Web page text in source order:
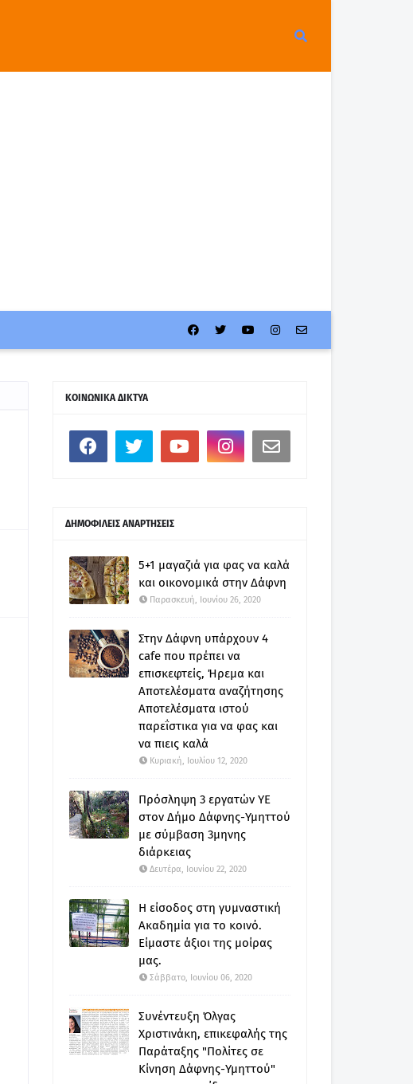
ΚΟΙΝΩΝΙΚΑ ΔΙΚΤΥΑ
ΔΗΜΟΦΙΛΕΙΣ ΑΝΑΡΤΗΣΕΙΣ
5+1 μαγαζιά για φας να καλά
και οικονομικά στην Δάφνη
Παρασκευή, Ιουνίου 26, 2020
Στην Δάφνη υπάρχουν 4
cafe που πρέπει να
επισκεφτείς, Ήρεμα και
Αποτελέσματα αναζήτησης
Αποτελέσματα ιστού
παρεΐστικα για να φας και
να πιεις καλά
Κυριακή, Ιουλίου 12, 2020
Πρόσληψη 3 εργατών ΥΕ
στον Δήμο Δάφνης-Υμηττού
με σύμβαση 3μηνης
διάρκειας
Δευτέρα, Ιουνίου 22, 2020
Η είσοδος στη γυμναστική
Ακαδημία για το κοινό.
Είμαστε άξιοι της μοίρας
μας.
Σάββατο, Ιουνίου 06, 2020
Συνέντευξη Όλγας
Χριστινάκη, επικεφαλής της
Παράταξης "Πολίτες σε
Κίνηση Δάφνης-Υμηττού"